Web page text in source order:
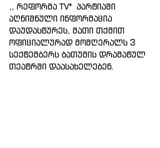
,, რეფორმა TV"  პარტიაში
აღნიშნული ინფორმაცია
დაუდასტურეს, მათი თქმით
ოფიციალურად მომღერალს 3
სექტემბერს ბათუმის დრამატულ
თეატრში დაასახელებენ.